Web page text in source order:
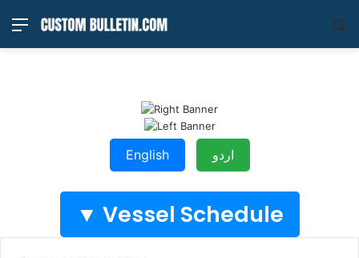
Menu
English اردو
Vessel Schedule ▼